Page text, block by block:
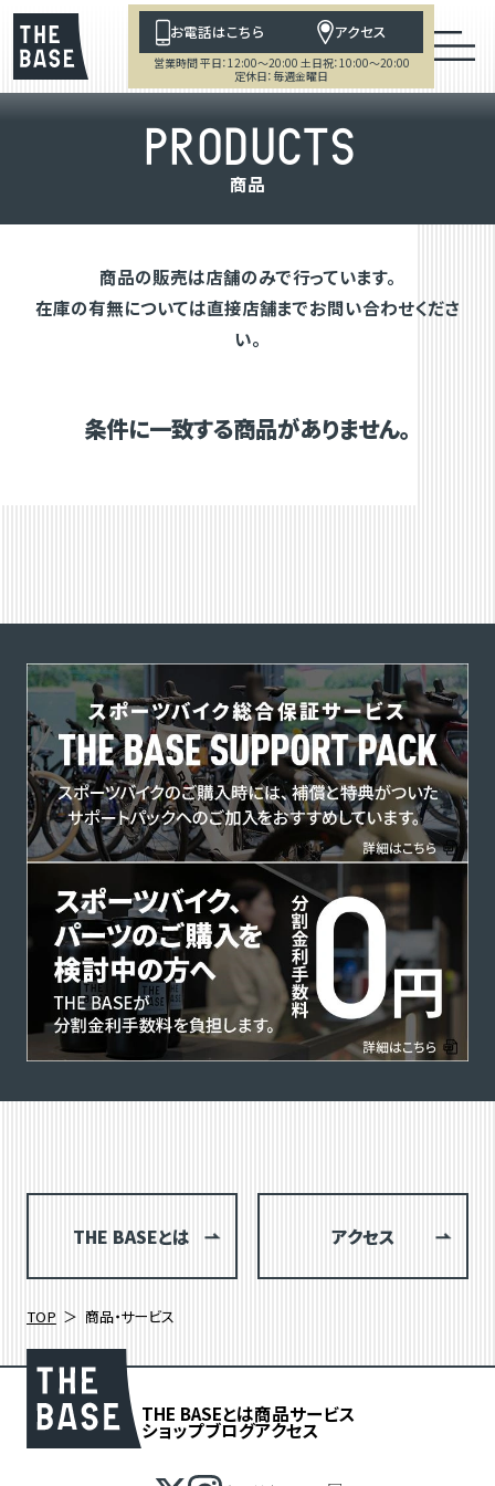
お電話はこちら アクセス
営業時間 平日：12:00～20:00 土日祝：10:00～20:00
定休日：毎週金曜日
PRODUCTS
商品
商品の販売は店舗のみで行っています。
在庫の有無については直接店舗までお問い合わせくださ
い。
条件に一致する商品がありません。
THE BASEとは アクセス
TOP 商品・サービス
THE BASEとは商品サービス
ショップブログアクセス